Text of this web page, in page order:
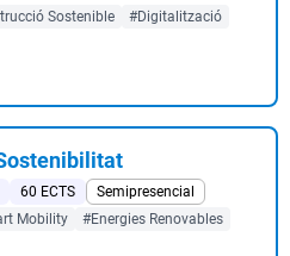
Sostenible #Digitalització
60 ECTS
Semipresencial
Mobility #Energies Renovables